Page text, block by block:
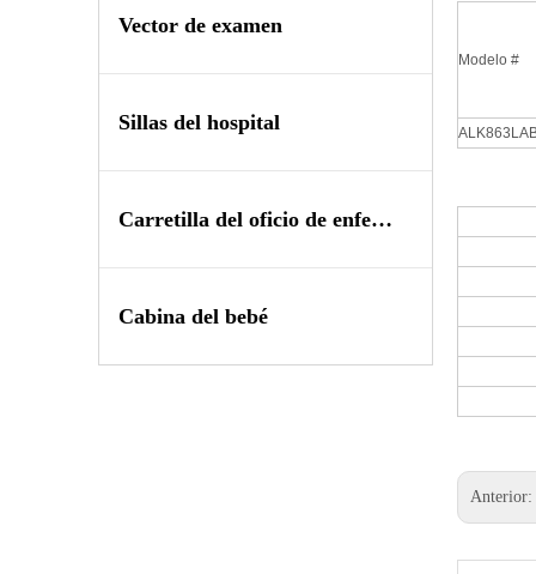
Vector de examen
Sillas del hospital
Carretilla del oficio de enfermera
Cabina del bebé
Modelo #
Anterior: